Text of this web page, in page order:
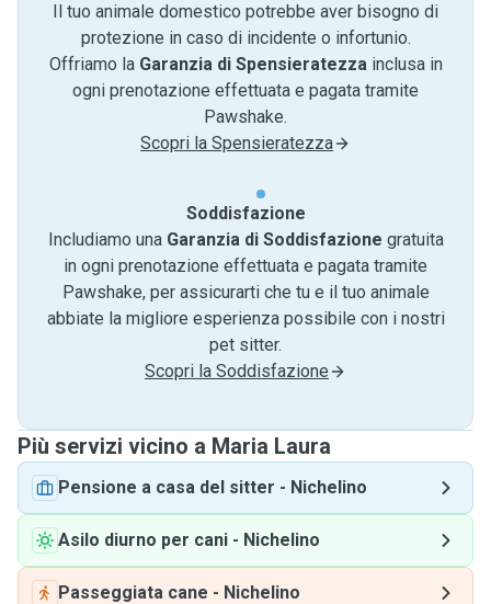
Il tuo animale domestico potrebbe aver bisogno di
protezione in caso di incidente o infortunio.
Offriamo la Garanzia di Spensieratezzainclusa in
ogni prenotazione effettuata e pagata tramite
Pawshake.
Scopri la Spensieratezza
Soddisfazione
Includiamo una Garanzia di Soddisfazione gratuita
in ogni prenotazione effettuata e pagata tramite
Pawshake, per assicurarti che tu e il tuo animale
abbiate la migliore esperienza possibile con i nostri
pet sitter.
Scopri la Soddisfazione
Più servizi vicino a Maria Laura
Pensione a casa del sitter - Nichelino
Asilo diurno per cani - Nichelino
Passeggiata cane - Nichelino